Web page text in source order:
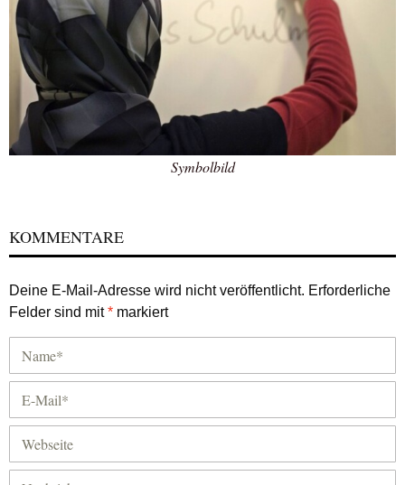
Symbolbild
KOMMENTARE
Deine E-Mail-Adresse wird nicht veröffentlicht. Erforderliche
Felder sind mit* markiert